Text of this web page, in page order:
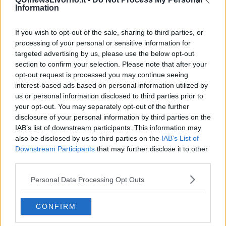
Information
If you wish to opt-out of the sale, sharing to third parties, or
processing of your personal or sensitive information for
targeted advertising by us, please use the below opt-out
section to confirm your selection. Please note that after your
opt-out request is processed you may continue seeing
interest-based ads based on personal information utilized by
us or personal information disclosed to third parties prior to
your opt-out. You may separately opt-out of the further
disclosure of your personal information by third parties on the
IAB’s list of downstream participants. This information may
also be disclosed by us to third parties on the IAB’s List of
Downstream Participants that may further disclose it to other
Personal Data Processing Opt Outs
CONFIRM
porti del Sistema alle proprie città ideato dall’Autorità che gestisce i
Il Primo appuntamento in programma, a Portoferraio, è incentrato
sulle celebrazioni in occasione dell'80esimo anniversario
dell'affondamento del piroscafo Andrea Sgarallino, silurato durante
la seconda guerra mondiale. Tra le iniziative per celebrare la
settima edizione degliErasmus day, promossa dall’UE per mettere
in luce, nell’ambito del programma comunitario Erasmus+ 2021-
2027, la diversità culturale dell’Europa e le numerose opportunità di
apprendimento che offre. Il 28 Settembre sarà possibile incontrare
Annalisa Camilli, autrice del libroIl Mediterraneo come Via e come
Confine, mentre il 5 Ottobre verrà presentato un saggio articolato
sulle infrastrutture ferroviarie nell'ambito portuale toscano. Il 13
Ottobre sarà infine presentato un volume dedicato alle costruzioni
navali nella Darsena di Livorno, dal XVI al XIX secolo, di
molteplici gli eventi di richiamo. Il 4 Ottobre, ad esempio (o in
alternativa il 6 o 10 Ottobre, in base alle condizioni meteo), sarà